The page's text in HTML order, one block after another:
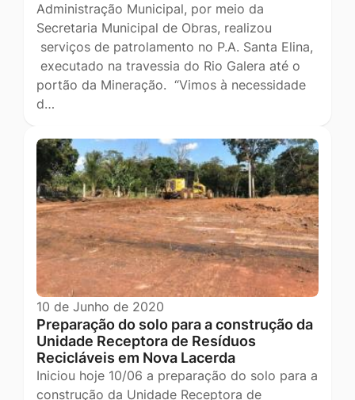
Administração Municipal, por meio da
Secretaria Municipal de Obras, realizou
serviços de patrolamento no P.A. Santa Elina,
executado na travessia do Rio Galera até o
portão da Mineração. “Vimos à necessidade
d…
10 de Junho de 2020
Preparação do solo para a construção da
Unidade Receptora de Resíduos
Recicláveis em Nova Lacerda
Iniciou hoje 10/06 a preparação do solo para a
construção da Unidade Receptora de